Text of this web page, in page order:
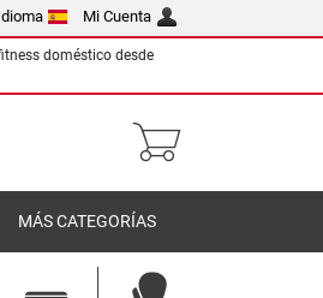
Mi Cuenta
doméstico desde
MÁS CATEGORÍAS